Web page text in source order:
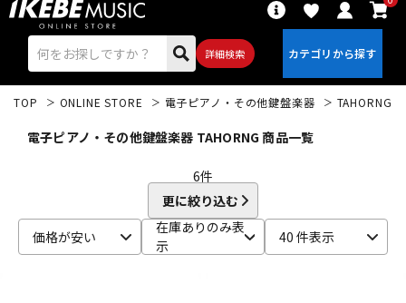
詳細検索
TOP ONLINE STORE 電子ピアノ・その他鍵盤楽器 TAHORNG
電子ピアノ・その他鍵盤楽器 TAHORNG 商品一覧
6件
更に絞り込む
価格が安い
在庫ありのみ表
示
40 件表示